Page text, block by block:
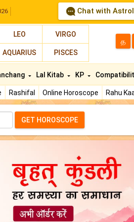
Chat with
LEO VIRGO
AQUARIUS PISCES
த
Rashifal Online Horoscope Rahu
Lal Kitab KP
GET HOROSCOPE